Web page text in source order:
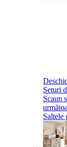
Seturi
Scaun
Saltele